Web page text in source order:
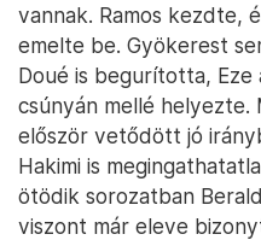
vannak. Ramos kezdte,
emelte be. Gyökerest
Doué is begurította,
csúnyán mellé helyezte.
először vetődött jó
Hakimi is
ötödik sorozatban
viszont már eleve